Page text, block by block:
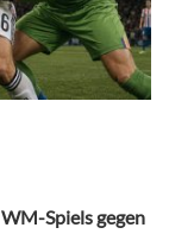
Spiels gegen